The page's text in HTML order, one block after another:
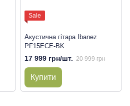
Sale
Акустична гітара Ibanez
PF15ECE-BK
17 999 грн/шт. 20 999 грн
Купити